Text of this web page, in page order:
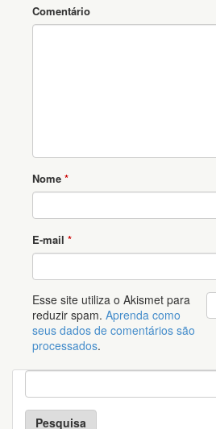
Comentário
Nome *
E-mail *
Esse site utiliza o Akismet para
reduzir spam. Aprenda como
seus dados de comentários são
processados.
P
e
s